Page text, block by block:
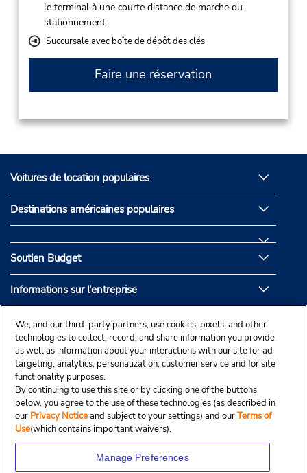
le terminal à une courte distance de marche du
stationnement.
Succursale avec boîte de dépôt des clés
Faire une réservation
Voitures de location populaires
Destinations américaines populaires
Soutien Budget
Informations sur l'entreprise
Partenaires de Budget
We, and our third-party partners, use cookies, pixels, and other
technologies to collect, record, and share information you provide
as well as information about your interactions with our site for ad
targeting, analytics, personalization, customer service and for site
functionality purposes.
By continuing to use this site or by clicking one of the buttons
below, you agree to the use of these technologies (as described in
our Privacy Noticeand subject to your settings) and ourTerms of
Use(which contains important waivers).
Manage Preferences